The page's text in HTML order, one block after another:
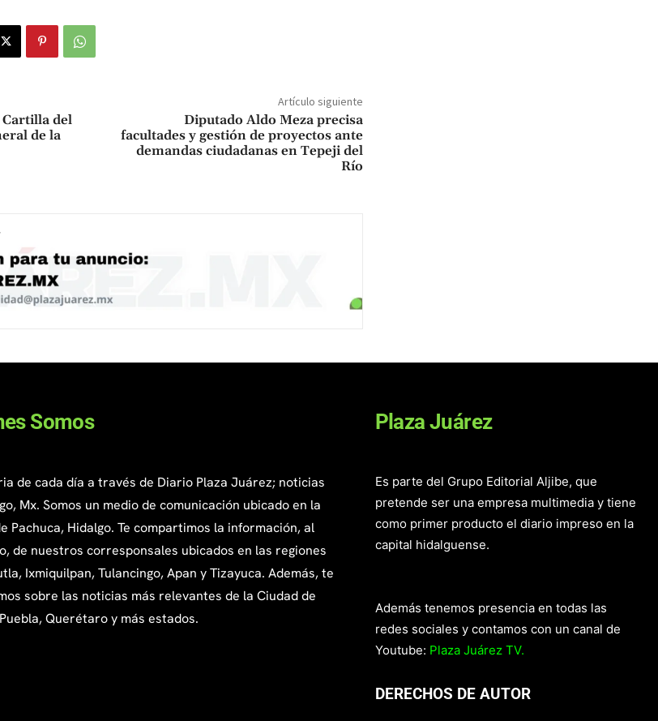
del
de la
Artículo siguiente
Diputado Aldo Meza precisa
facultades y gestión de proyectos ante
demandas ciudadanas en Tepeji del
Río
Somos
de cada día a través de Diario Plaza Juárez; noticias
Mx. Somos un medio de comunicación ubicado en la
Pachuca, Hidalgo. Te compartimos la información, al
de nuestros corresponsales ubicados en las regiones
Ixmiquilpan, Tulancingo, Apan y Tizayuca. Además, te
sobre las noticias más relevantes de la Ciudad de
Querétaro y más estados.
Plaza Juárez
Es parte del Grupo Editorial Aljibe, que
pretende ser una empresa multimedia y tiene
como primer producto el diario impreso en la
capital hidalguense.
Además tenemos presencia en todas las
redes sociales y contamos con un canal de
Youtube: Plaza Juárez TV.
DERECHOS DE AUTOR